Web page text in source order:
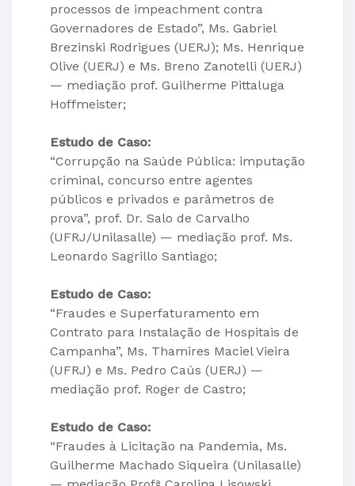
processos de impeachment contra
Governadores de Estado”, Ms. Gabriel
Brezinski Rodrigues (UERJ); Ms. Henrique
Olive (UERJ) e Ms. Breno Zanotelli (UERJ)
— mediação prof. Guilherme Pittaluga
Hoffmeister;
Estudo de Caso:
“Corrupção na Saúde Pública: imputação
criminal, concurso entre agentes
públicos e privados e parâmetros de
prova”, prof. Dr. Salo de Carvalho
(UFRJ/Unilasalle) — mediação prof. Ms.
Leonardo Sagrillo Santiago;
Estudo de Caso:
“Fraudes e Superfaturamento em
Contrato para Instalação de Hospitais de
Campanha”, Ms. Thamires Maciel Vieira
(UFRJ) e Ms. Pedro Caús (UERJ) —
mediação prof. Roger de Castro;
Estudo de Caso:
“Fraudes à Licitação na Pandemia, Ms.
Guilherme Machado Siqueira (Unilasalle)